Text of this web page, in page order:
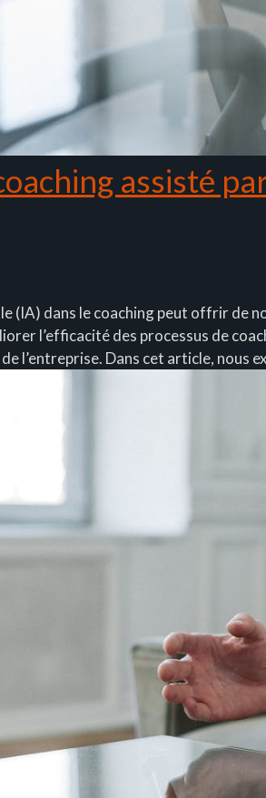
assisté
(IA) dans le coaching peut offrir de
l’efficacité des processus de
l’entreprise. Dans cet article, nous